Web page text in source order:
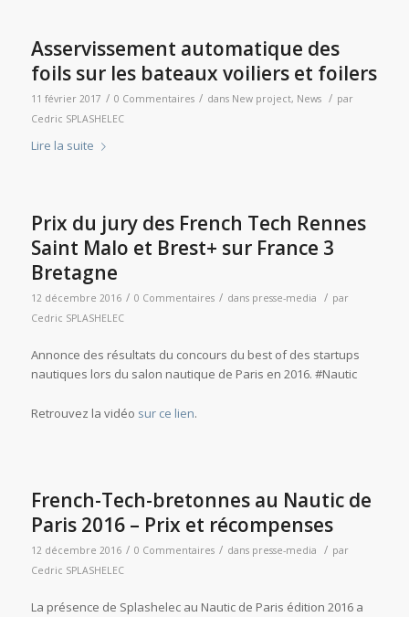
Asservissement automatique des
foils sur les bateaux voiliers et foilers
11 février 2017 / 0 Commentaires / dans New project, News / par
Cedric SPLASHELEC
Lire la suite
Prix du jury des French Tech Rennes
Saint Malo et Brest+ sur France 3
Bretagne
12 décembre 2016 / 0 Commentaires / dans presse-media / par
Cedric SPLASHELEC
Annonce des résultats du concours du best of des startups
nautiques lors du salon nautique de Paris en 2016. #Nautic
Retrouvez la vidéo sur ce lien.
French-Tech-bretonnes au Nautic de
Paris 2016 – Prix et récompenses
12 décembre 2016 / 0 Commentaires / dans presse-media / par
Cedric SPLASHELEC
La présence de Splashelec au Nautic de Paris édition 2016 a